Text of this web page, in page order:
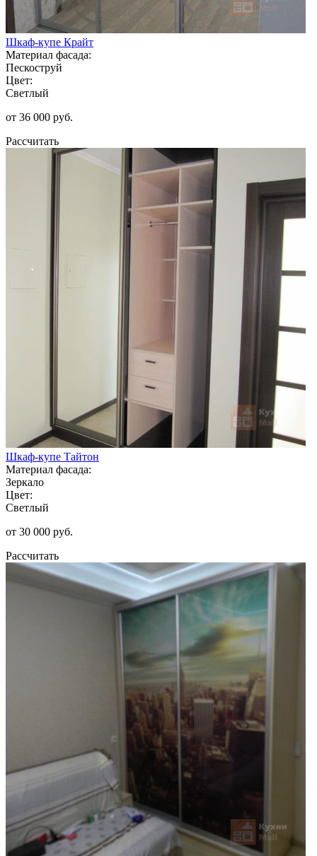
Шкаф-купе Крайт
Материал фасада:
Пескоструй
Цвет:
Светлый
от 36 000 руб.
Рассчитать
Шкаф-купе Тайтон
Материал фасада:
Зеркало
Цвет:
Светлый
от 30 000 руб.
Рассчитать